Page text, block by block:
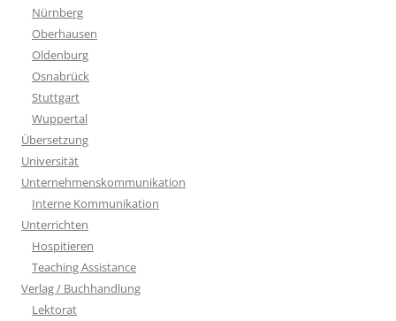
Nürnberg
Oberhausen
Oldenburg
Osnabrück
Stuttgart
Wuppertal
Übersetzung
Universität
Unternehmenskommunikation
Interne Kommunikation
Unterrichten
Hospitieren
Teaching Assistance
Verlag / Buchhandlung
Lektorat